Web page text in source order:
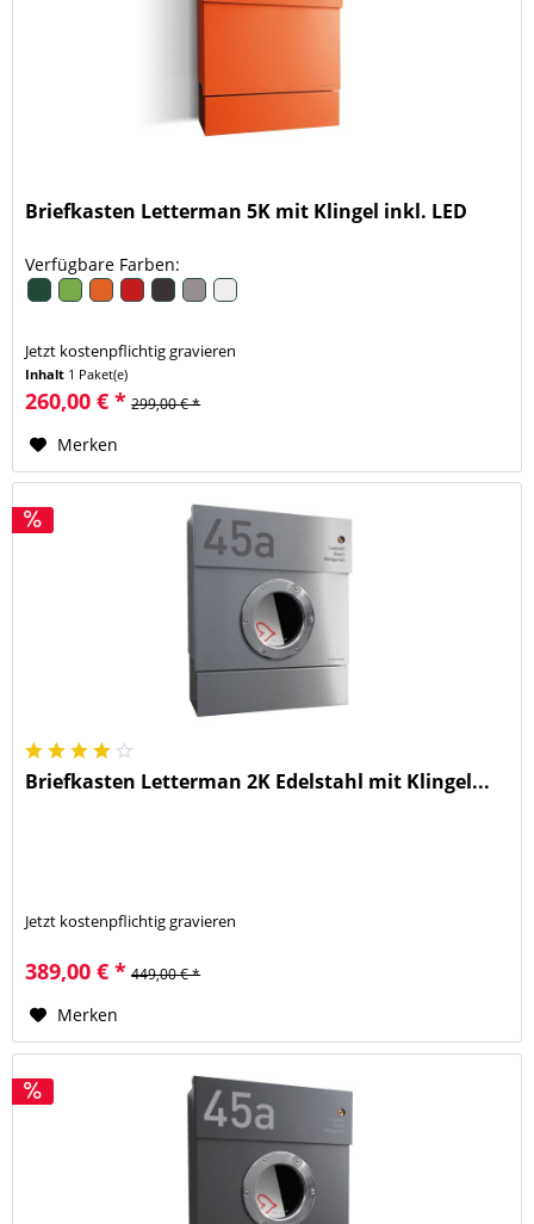
Briefkasten Letterman 5K mit Klingel inkl. LED
Verfügbare Farben:
Jetzt kostenpflichtig gravieren
Inhalt 1 Paket(e)
260,00 € * 299,00 € *
Merken
Briefkasten Letterman 2K Edelstahl mit Klingel...
Jetzt kostenpflichtig gravieren
389,00 € * 449,00 € *
Merken